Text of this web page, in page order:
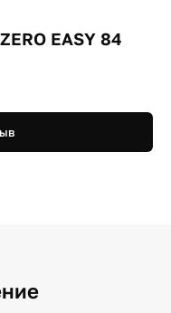
EASY 84